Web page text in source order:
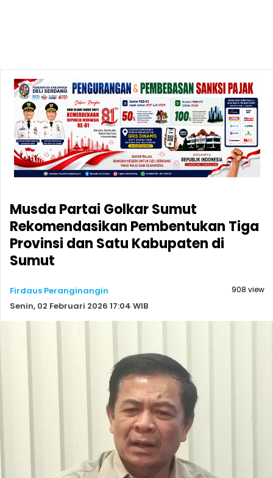
Musda Partai Golkar Sumut
Rekomendasikan Pembentukan Tiga
Provinsi dan Satu Kabupaten di
Sumut
Firdaus Peranginangin
Senin, 02 Februari 2026 17:04 WIB
908 view